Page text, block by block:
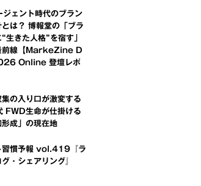
ジェント時代のブラン
とは？ 博報堂の「ブラ
生きた人格”を宿す」
前線【MarkeZine D
Online 登壇レポ
集の入り口が激変する
FWD生命が仕掛ける
形成」の現在地
習慣予報 vol.419『ラ
・シェアリング』